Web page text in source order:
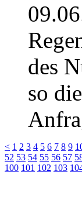
des
so
< 1 2 3 4 5 6 7 8 9
52 53 54 55 56 57
100 101 102 103